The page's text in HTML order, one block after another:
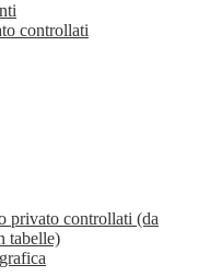
controllati
privato controllati (da
tabelle)